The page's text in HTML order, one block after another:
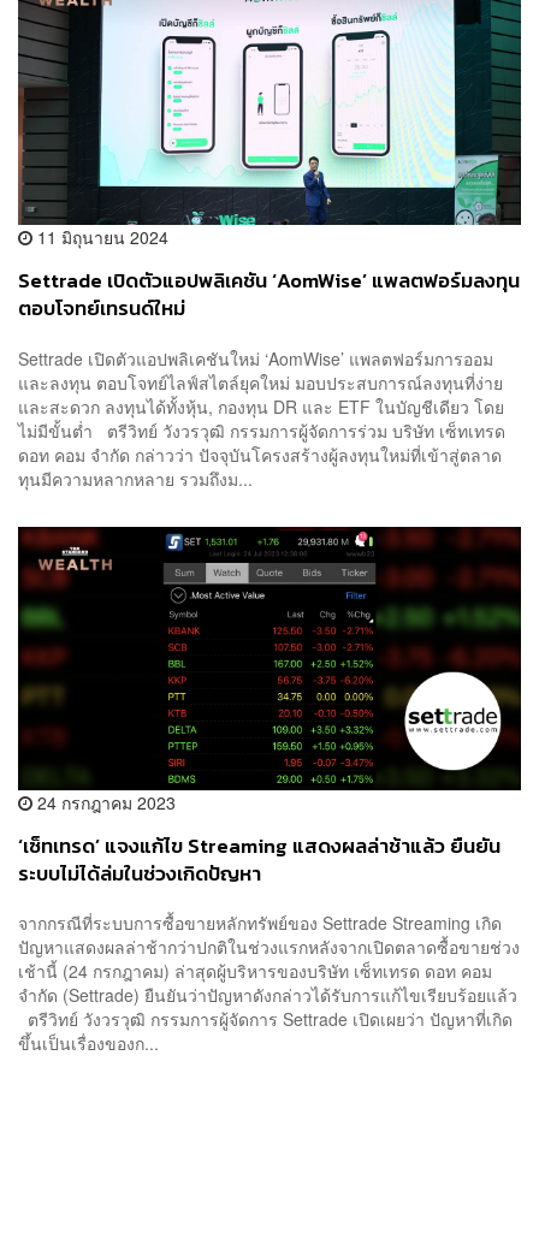
11 มิถุนายน 2024
Settrade เปิดตัวแอปพลิเคชัน ‘AomWise’ แพลตฟอร์มลงทุน
ตอบโจทย์เทรนด์ใหม่
Settrade เปิดตัวแอปพลิเคชันใหม่ ‘AomWise’ แพลตฟอร์มการออม
และลงทุน ตอบโจทย์ไลฟ์สไตล์ยุคใหม่ มอบประสบการณ์ลงทุนที่ง่าย
และสะดวก ลงทุนได้ทั้งหุ้น, กองทุน DR และ ETF ในบัญชีเดียว โดย
ไม่มีขั้นต่ำ ตรีวิทย์ วังวรวุฒิ กรรมการผู้จัดการร่วม บริษัท เซ็ทเทรด
ดอท คอม จำกัด กล่าวว่า ปัจจุบันโครงสร้างผู้ลงทุนใหม่ที่เข้าสู่ตลาด
ทุนมีความหลากหลาย รวมถึงม...
24 กรกฎาคม 2023
‘เซ็ทเทรด’ แจงแก้ไข Streaming แสดงผลล่าช้าแล้ว ยืนยัน
ระบบไม่ได้ล่มในช่วงเกิดปัญหา
จากกรณีที่ระบบการซื้อขายหลักทรัพย์ของ Settrade Streaming เกิด
ปัญหาแสดงผลล่าช้ากว่าปกติในช่วงแรกหลังจากเปิดตลาดซื้อขายช่วง
เช้านี้ (24 กรกฎาคม) ล่าสุดผู้บริหารของบริษัท เซ็ทเทรด ดอท คอม
จำกัด (Settrade) ยืนยันว่าปัญหาดังกล่าวได้รับการแก้ไขเรียบร้อยแล้ว
ตรีวิทย์ วังวรวุฒิ กรรมการผู้จัดการ Settrade เปิดเผยว่า ปัญหาที่เกิด
ขึ้นเป็นเรื่องของก...